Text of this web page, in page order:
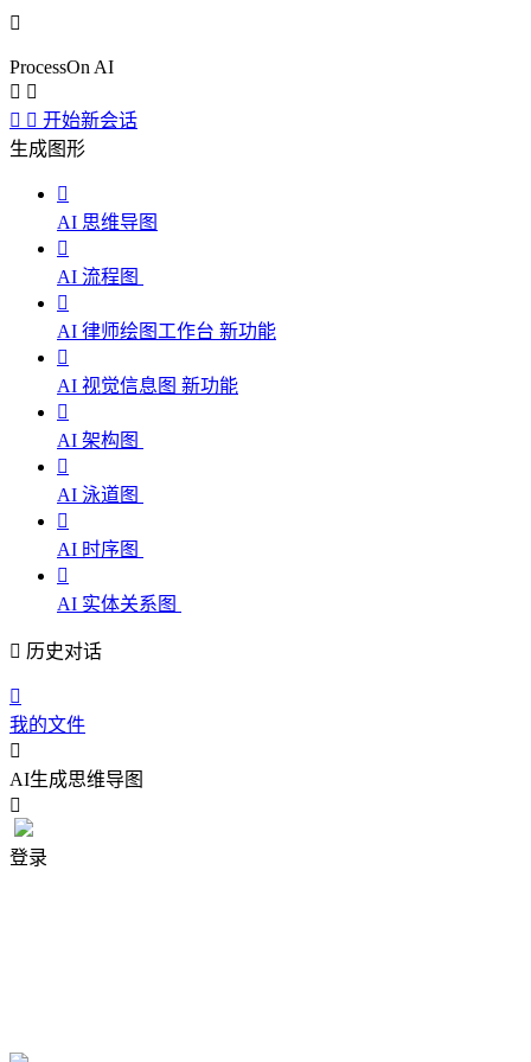

ProcessOn AI
 
  开始新会话
生成图形

AI 思维导图

AI 流程图

AI 律师绘图工作台 新功能

AI 视觉信息图 新功能

AI 架构图

AI 泳道图

AI 时序图

AI 实体关系图
 历史对话

我的文件

AI生成思维导图

登录